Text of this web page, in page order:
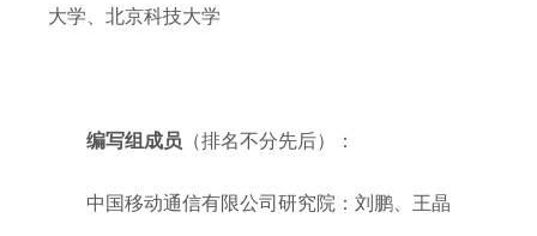
大学、北京科技大学
编写组成员 （排名不分先后）：
中国移动通信有限公司研究院：刘鹏、王晶